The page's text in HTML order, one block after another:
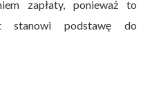
zapłaty, ponieważ to
stanowi podstawę do